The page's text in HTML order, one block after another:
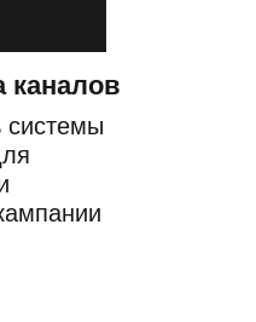
каналов
системы